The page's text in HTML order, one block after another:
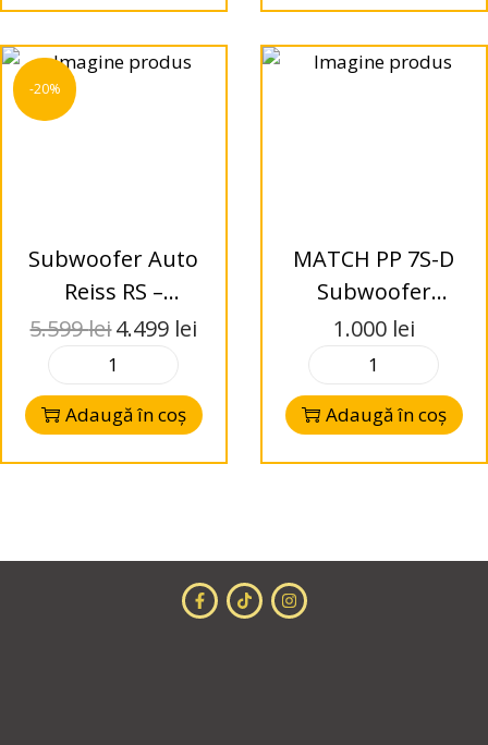
-20%
Subwoofer Auto
Reiss RS –
RANGE12.D1
5.599lei4.499 lei
Adaugă în coș
MATCH PP 7S-D
Subwoofer
2×16,5cm in
carcasa rotunda
cu aerisire
1.000 lei
Adaugă în coș